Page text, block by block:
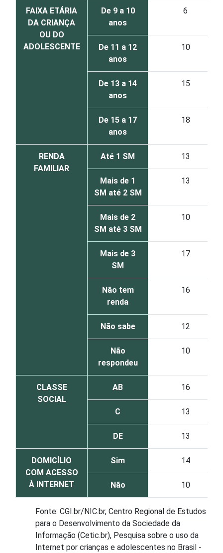
FAIXA ETÁRIA
DA CRIANÇA
OU DO
ADOLESCENTE
De 9 a 10
anos
6
De 11 a 12
anos
10
De 13 a 14
anos
15
De 15 a 17
anos
18
RENDA
FAMILIAR
Até 1 SM 13
Mais de 1
SM até 2 SM
13
Mais de 2
SM até 3 SM
10
Mais de 3
SM
17
Não tem
renda
16
Não sabe 12
Não
respondeu
10
CLASSE
SOCIAL
AB 16
C 13
DE 13
DOMICÍLIO
COM ACESSO
À INTERNET
Sim 14
Não 10
Fonte: CGI.br/NIC.br, Centro Regional de Estudos
para o Desenvolvimento da Sociedade da
Informação (Cetic.br), Pesquisa sobre o uso da
Internet por crianças e adolescentes no Brasil -